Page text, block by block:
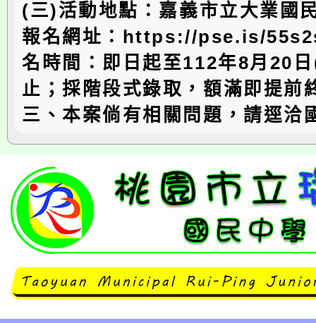
(三)活動地點：嘉義市立大業國
報名網址：https://pse.is/
名時間：即日起至112年8月20
止；採階段式錄取，額滿即提前
三、本案倘有相關問題，請逕洽